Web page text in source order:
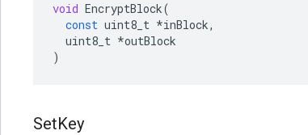
void EncryptBlock(
const uint8_t *inBlock,
uint8_t *outBlock
)
SetKey